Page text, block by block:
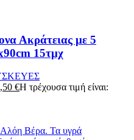
Ακράτειας με 5
15τμχ
€Η τρέχουσα τιμή είναι: